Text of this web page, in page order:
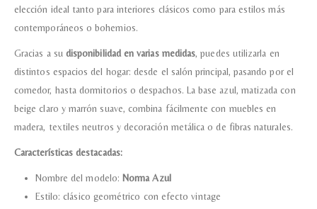
elección ideal tanto para interiores clásicos como para estilos más
contemporáneos o bohemios.
Gracias a su disponibilidad en varias medidas, puedes utilizarla en
distintos espacios del hogar: desde el salón principal, pasando por el
comedor, hasta dormitorios o despachos. La base azul, matizada con
beige claro y marrón suave, combina fácilmente con muebles en
madera, textiles neutros y decoración metálica o de fibras naturales.
Características destacadas:
Nombre del modelo: Norma Azul
Estilo: clásico geométrico con efecto vintage